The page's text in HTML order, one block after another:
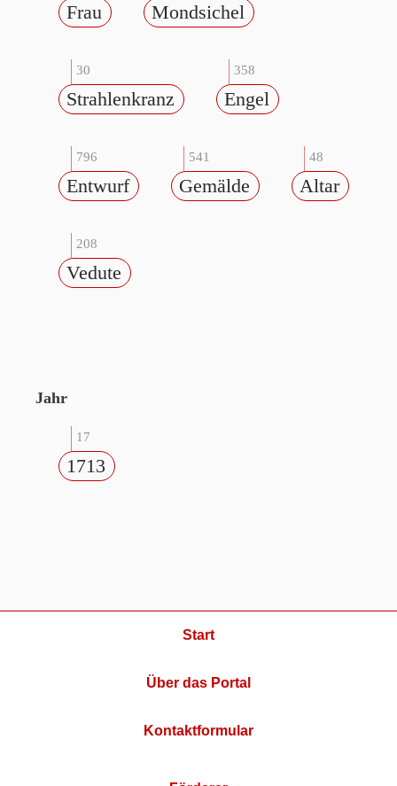
Frau Mondsichel
30
Strahlenkranz
358
Engel
796
Entwurf
541
Gemälde
48
Altar
208
Vedute
Jahr
17
1713
Start
Über das Portal
Kontaktformular